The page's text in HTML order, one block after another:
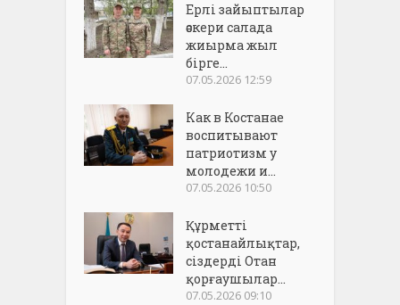
Ерлі зайыптылар
әскери салада
жиырма жыл
бірге...
07.05.2026 12:59
Как в Костанае
воспитывают
патриотизм у
молодежи и...
07.05.2026 10:50
Құрметті
қостанайлықтар,
сіздерді Отан
қорғаушылар...
07.05.2026 09:10